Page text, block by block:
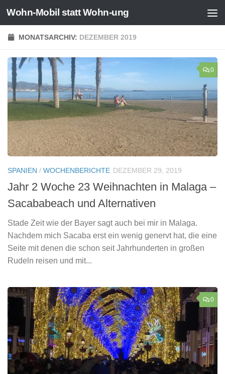
Zum Inhalt springen
Wohn-Mobil statt Wohn-ung
MONATSARCHIV: DEZEMBER 2019
0
SPANIEN / WOCHENBERICHTE DEZEMBER 29, 2019
Jahr 2 Woche 23 Weihnachten in Malaga –
Sacababeach und Alternativen
Stade Zeit wie der Bayer sagt auch bei mir in Malaga.
Nachdem mich Sacaba erst ein wenig genervt hat, die eine
Seite mit denen die schon seit Jahrhunderten in großen
Rudeln reisen und mit...
0